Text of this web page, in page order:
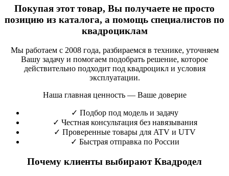
Покупая этот товар, Вы получаете не просто
позицию из каталога, а помощь специалистов по
квадроциклам
Мы работаем с 2008 года, разбираемся в технике, уточняем
Вашу задачу и помогаем подобрать решение, которое
действительно подходит под квадроцикл и условия
эксплуатации.
Наша главная ценность — Ваше доверие
✓ Подбор под модель и задачу
✓ Честная консультация без навязывания
✓ Проверенные товары для ATV и UTV
✓ Быстрая отправка по России
Почему клиенты выбирают Квадродел